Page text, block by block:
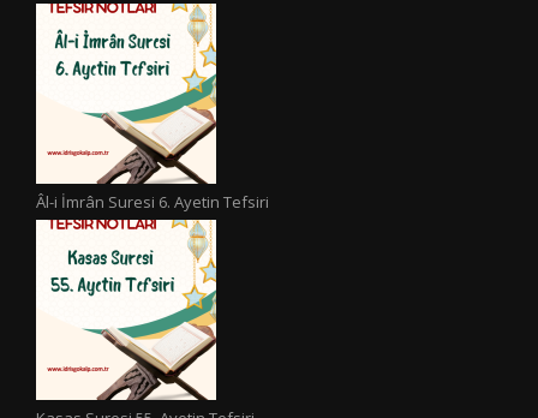
Âl-i İmrân Suresi 6. Ayetin Tefsiri